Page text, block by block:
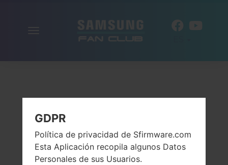
GDPR
Política de privacidad de Sfirmware.com
Esta Aplicación recopila algunos Datos
Personales de sus Usuarios.